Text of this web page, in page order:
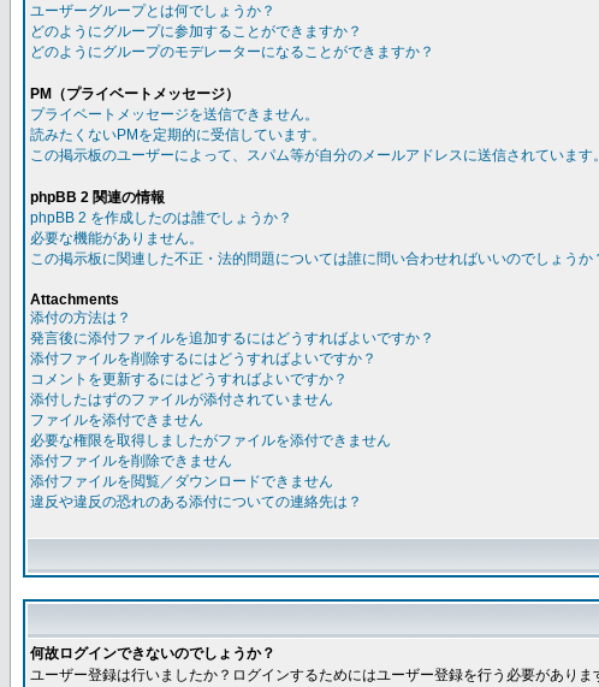
ユーザーグループとは何でしょうか？
どのようにグループに参加することができますか？
どのようにグループのモデレーターになることができますか？
PM（プライベートメッセージ）
プライベートメッセージを送信できません。
読みたくないPMを定期的に受信しています。
この掲示板のユーザーによって、スパム等が自分のメールアドレスに送信されています。
phpBB 2 関連の情報
phpBB 2 を作成したのは誰でしょうか？
必要な機能がありません。
この掲示板に関連した不正・法的問題については誰に問い合わせればいいのでしょうか
Attachments
添付の方法は？
発言後に添付ファイルを追加するにはどうすればよいですか？
添付ファイルを削除するにはどうすればよいですか？
コメントを更新するにはどうすればよいですか？
添付したはずのファイルが添付されていません
ファイルを添付できません
必要な権限を取得しましたがファイルを添付できません
添付ファイルを削除できません
添付ファイルを閲覧／ダウンロードできません
違反や違反の恐れのある添付についての連絡先は？
何故ログインできないのでしょうか？
ユーザー登録は行いましたか？ログインするためにはユーザー登録を行う必要があり